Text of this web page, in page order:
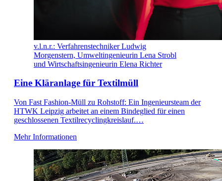
v.l.n.r.: Verfahrenstechniker Ludwig
Morgenstern, Umweltingenieurin Lena Strobl
und Wirtschaftsingenieurin Elena Richter
Eine Kläranlage für Textilmüll
Von Fast Fashion-Müll zu Rohstoff: Ein Ingenieursteam der
HTWK Leipzig arbeitet an einem Bindeglied für einen
geschlossenen Textilrecyclingkreislauf.…
Mehr Informationen